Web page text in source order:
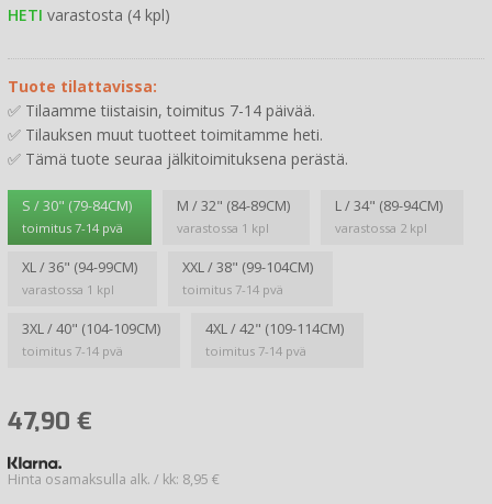
HETI varastosta (4 kpl)
Tuote tilattavissa:
✅ Tilaamme tiistaisin, toimitus 7-14 päivää.
✅ Tilauksen muut tuotteet toimitamme heti.
✅ Tämä tuote seuraa jälkitoimituksena perästä.
S / 30" (79-84CM)
toimitus 7-14 pvä
M / 32" (84-89CM)
varastossa 1 kpl
L / 34" (89-94CM)
varastossa 2 kpl
XL / 36" (94-99CM)
varastossa 1 kpl
XXL / 38" (99-104CM)
toimitus 7-14 pvä
3XL / 40" (104-109CM)
toimitus 7-14 pvä
4XL / 42" (109-114CM)
toimitus 7-14 pvä
47,90 €
Hinta osamaksulla alk. / kk: 8,95 €